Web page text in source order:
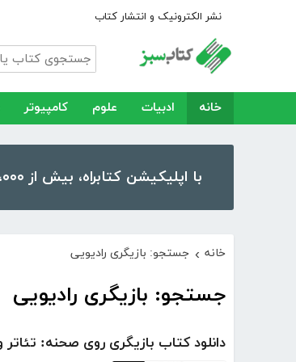
نشر الکترونیک و انتشار کتاب
خانه ادبیات علوم کامپیوتر
با اپلیکیشن کتابراه، بیش از ۵۰،۰۰۰ کتاب، کتاب صوتی و رمان را در موبایل و تبلت خود داشته باشید!
خانه › جستجو: بازیگری رادیویی
جستجو: بازیگری رادیویی
دانلود کتاب بازیگری روی صحنه: تئاتر